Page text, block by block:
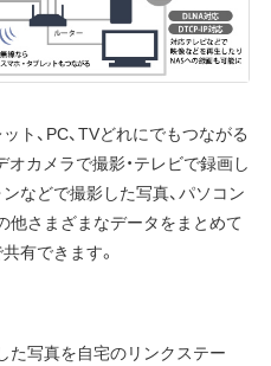
ト、PC、TVどれにでもつながる
カメラで撮影・テレビで録画し
などで撮影した写真、パソコン
他さまざまなデータをまとめて
有できます。
た写真を自宅のリンクステー